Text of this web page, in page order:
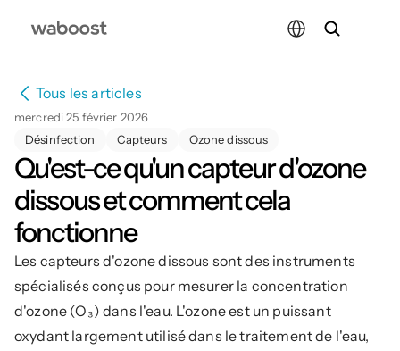
Tous les articles
mercredi 25 février 2026
Désinfection
Capteurs Ozone dissous
Qu'est-ce qu'un capteur d'ozone
dissous et comment cela
fonctionne
Les capteurs d'ozone dissous sont des instruments
spécialisés conçus pour mesurer la concentration
d'ozone (O₃) dans l'eau. L'ozone est un puissant
oxydant largement utilisé dans le traitement de l'eau,